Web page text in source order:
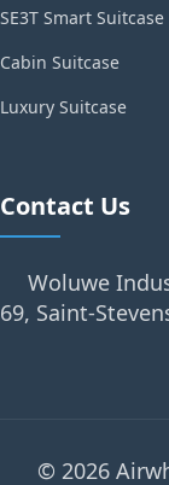
SE3T Smart Suitcase
Cabin Suitcase
Luxury Suitcase
Contact Us
Woluwe
69, Saint-
© 2026